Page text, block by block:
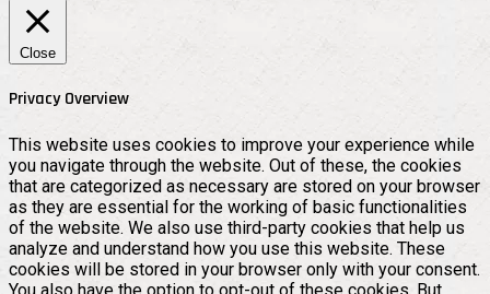
Close
Privacy Overview
This website uses cookies to improve your experience while
you navigate through the website. Out of these, the cookies
that are categorized as necessary are stored on your browser
as they are essential for the working of basic functionalities
of the website. We also use third-party cookies that help us
analyze and understand how you use this website. These
cookies will be stored in your browser only with your consent.
You also have the option to opt-out of these cookies. But